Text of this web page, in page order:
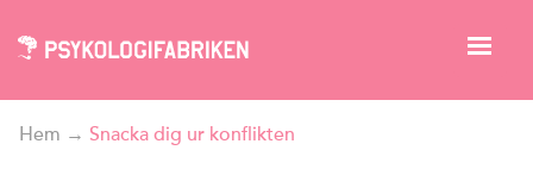
Hem → Snacka dig ur konflikten